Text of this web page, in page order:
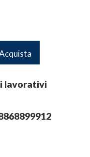
lavorativi